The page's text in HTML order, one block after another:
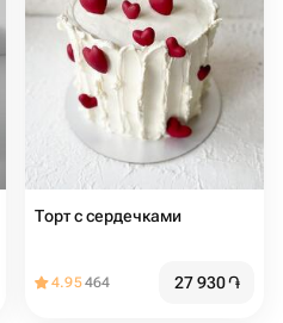
Торт с сердечками
4.95464 27 930֏